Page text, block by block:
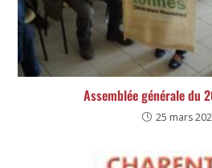
Assemblée générale du
25 mars